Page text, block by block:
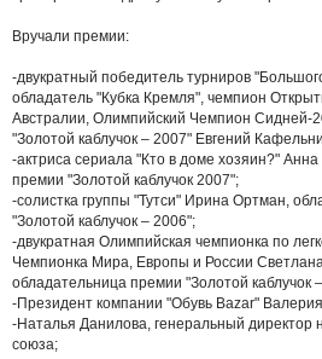
Вручали премии:
-двукратный победитель турниров
обладатель "Кубка Кремля", чемпион
Австралии, Олимпийский Чемпион Сидней-
"Золотой каблучок – 2007" Евгений
-актриса сериала "Кто в доме хозяин?"
премии "Золотой каблучок 2007";
-солистка группы "Тутси" Ирина Ортман,
"Золотой каблучок – 2006";
-двукратная Олимпийская чемпионка по
Чемпионка Мира, Европы и России
обладательница премии "Золотой каблучок
-Президент компании "Обувь Bazar"
-Наталья Данилова, генеральный директор
союза;